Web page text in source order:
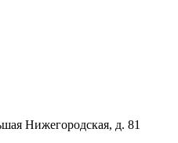
Нижегородская, д. 81